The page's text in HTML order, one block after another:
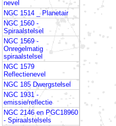
nevel
NGC 1514 _ Planetair
NGC 1560 -
Spiraalstelsel
NGC 1569 -
Onregelmatig
spiraalstelsel
NGC 1579
Reflectienevel
NGC 185 Dwergstelsel
NGC 1931 -
emissie/reflectie
NGC 2146 en PGC18960
- Spiraalstelsels